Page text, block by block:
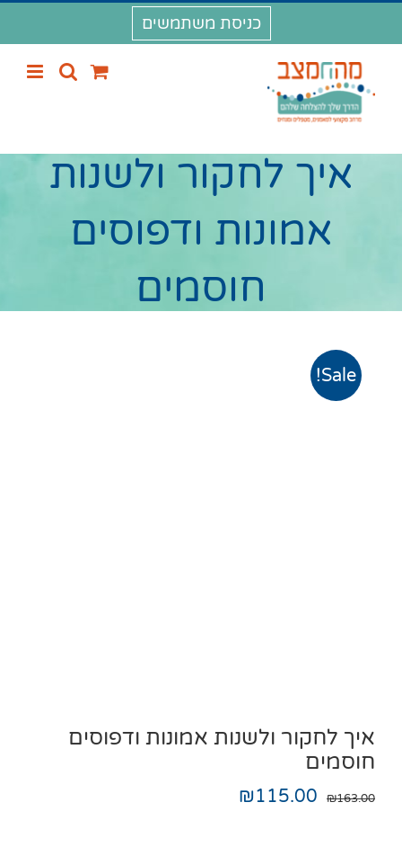
לתוכן
כניסת משתמשים
איך לחקור ולשנות
אמונות ודפוסים
חוסמים
Sale!
איך לחקור ולשנות אמונות ודפוסים
חוסמים
₪163.00
₪115.00